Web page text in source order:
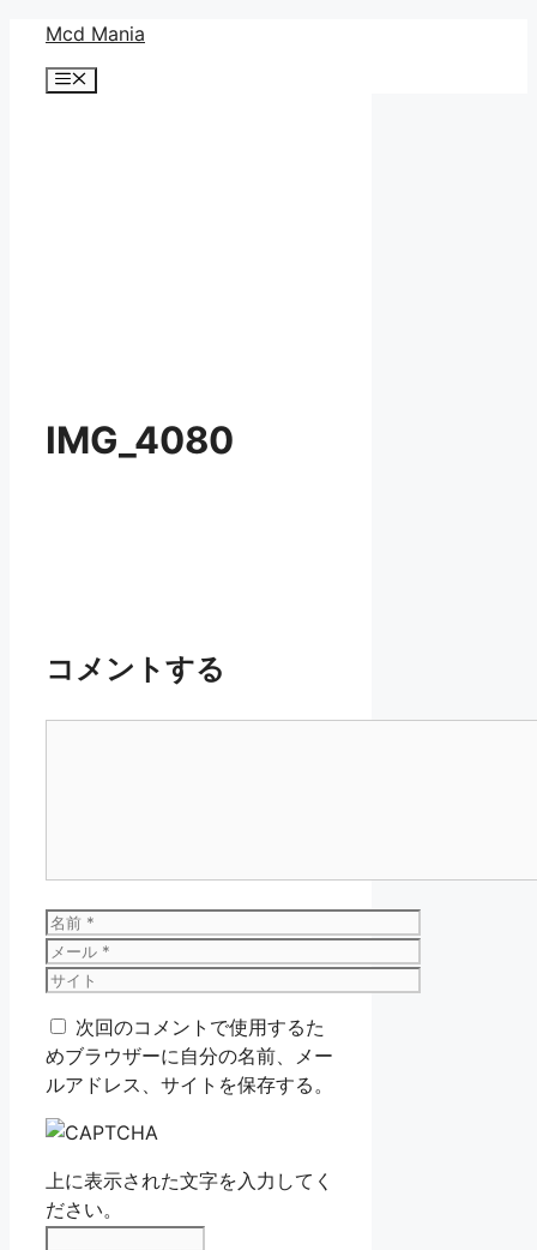
Mcd Mania
メ
IMG_4080
コメントする
名
前
メ
ー
サ
ト 次回のコメントで使用するた
めブラウザーに自分の名前、メー
ルアドレス、サイトを保存する。
上に表示された文字を入力してく
ださい。